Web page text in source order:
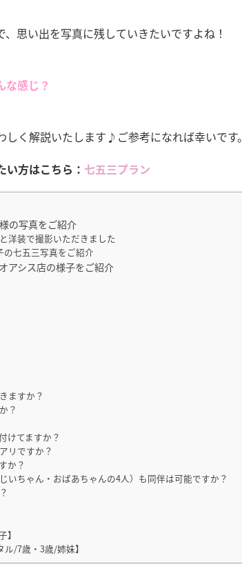
思い出を写真に残していきたいですよね！
な感じ？
く解説いたします♪ご参考になれば幸いです。
方はこちら： 七五三プラン
の写真をご紹介
洋装で撮影いただきました
七五三写真をご紹介
アシス店の様子をご紹介
ますか？
？
けてますか？
リですか？
か？
いちゃん・おばあちゃんの4人）も同伴は可能ですか？
】
/7歳・3歳/姉妹】